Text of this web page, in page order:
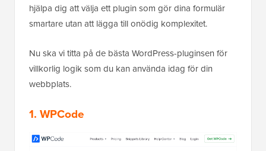
hjälpa dig att välja ett plugin som gör dina formulär
smartare utan att lägga till onödig komplexitet.
Nu ska vi titta på de bästa WordPress-pluginsen för
villkorlig logik som du kan använda idag för din
webbplats.
1. WPCode